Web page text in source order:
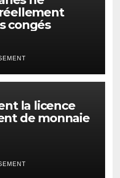
congés
la licence
de monnaie